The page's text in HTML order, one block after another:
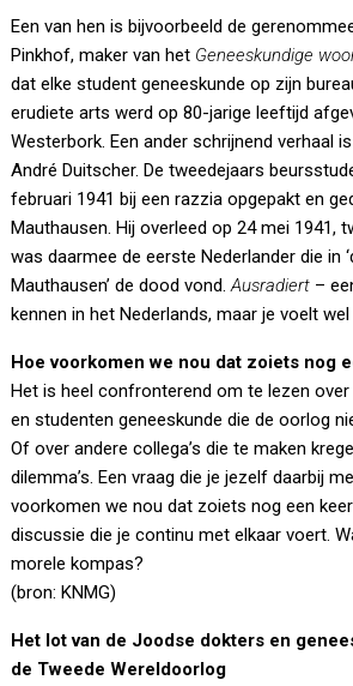
Een van hen is bijvoorbeeld de
Pinkhof, maker van het Geneeskundige
dat elke student geneeskunde op zijn
erudiete arts werd op 80-jarige leeftijd
Westerbork. Een ander schrijnend verhaal
André Duitscher. De tweedejaars
februari 1941 bij een razzia opgepakt en
Mauthausen. Hij overleed op 24 mei 1941,
was daarmee de eerste Nederlander die in
Mauthausen’ de dood vond. Ausradiert –
kennen in het Nederlands, maar je voelt
Hoe voorkomen we nou dat zoiets nog
Het is heel confronterend om te lezen
en studenten geneeskunde die de oorlog
Of over andere collega’s die te maken
dilemma’s. Een vraag die je jezelf daarbij
voorkomen we nou dat zoiets nog een
discussie die je continu met elkaar voert.
morele kompas?
(bron: KNMG)
Het lot van de Joodse dokters en
de Tweede Wereldoorlog